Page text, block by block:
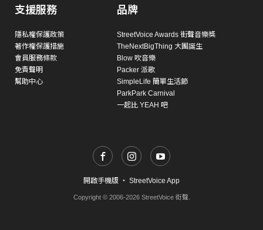
支援服務
隱私權保護政策
著作權保護措施
會員服務條款
免責聲明
幫助中心
品牌
StreetVoice Awards 街聲音樂獎
TheNextBigThing 大團誕生
Blow 吹音樂
Packer 派歌
SimpleLife 簡單生活節
ParkPark Carnival
一起比 YEAH 吧
開啟手機版 ・ StreetVoice App
Copyright © 2006-2026 StreetVoice 街聲.